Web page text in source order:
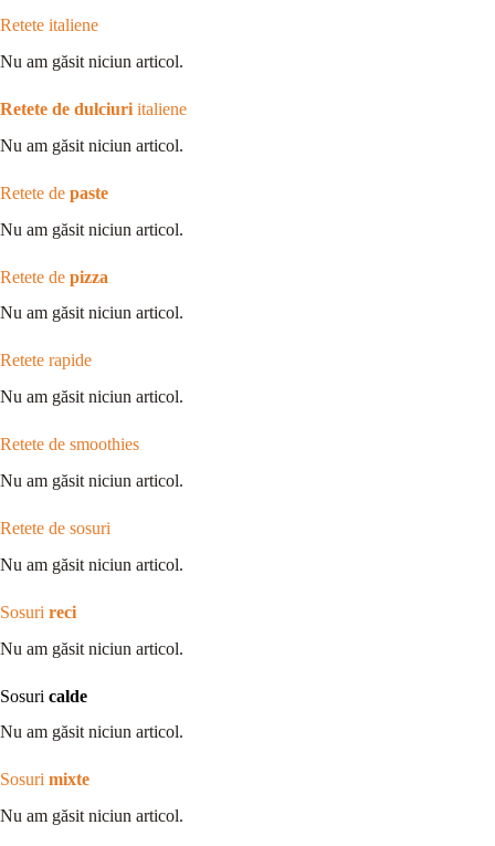
Retete italiene
Nu am găsit niciun articol.
Retete de dulciuri italiene
Nu am găsit niciun articol.
Retete de paste
Nu am găsit niciun articol.
Retete de pizza
Nu am găsit niciun articol.
Retete rapide
Nu am găsit niciun articol.
Retete de smoothies
Nu am găsit niciun articol.
Retete de sosuri
Nu am găsit niciun articol.
Sosuri reci
Nu am găsit niciun articol.
Sosuri calde
Nu am găsit niciun articol.
Sosuri mixte
Nu am găsit niciun articol.